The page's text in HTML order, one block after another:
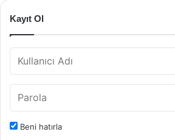
Kayıt Ol
Beni hatırla